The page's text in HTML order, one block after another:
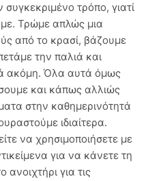
τρόπο, γιατί
Τρώμε απλώς μια
από το κρασί, βάζουμε
την παλιά και
ακόμη. Όλα αυτά όμως
και κάπως αλλιώς
στην καθημερινότητά
ιδιαίτερα.
να χρησιμοποιήσετε με
για να κάνετε τη
για τις